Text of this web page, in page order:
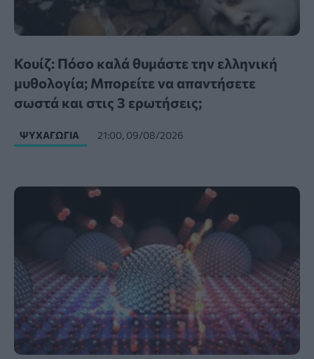
Κουίζ: Πόσο καλά θυμάστε την ελληνική
μυθολογία; Μπορείτε να απαντήσετε
σωστά και στις 3 ερωτήσεις;
ΨΥΧΑΓΩΓΊΑ 21:00, 09/08/2026